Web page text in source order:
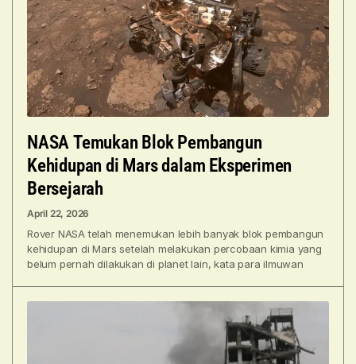
NASA Temukan Blok Pembangun
Kehidupan di Mars dalam Eksperimen
Bersejarah
April 22, 2026
Rover NASA telah menemukan lebih banyak blok pembangun
kehidupan di Mars setelah melakukan percobaan kimia yang
belum pernah dilakukan di planet lain, kata para ilmuwan